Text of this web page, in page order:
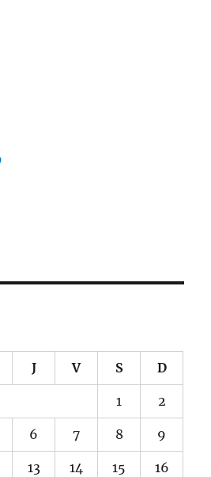
J V S D
1 2
6 7 8 9
13 14 15 16